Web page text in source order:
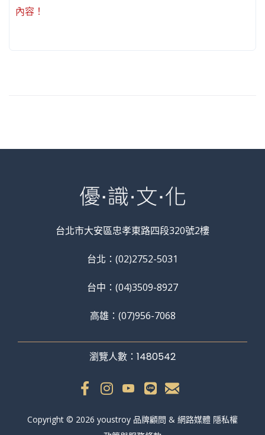
內容！
台北市大安區忠孝東路四段320號2樓
台北：(02)2752-5031
台中：(04)3509-8927
高雄：(07)956-7068
瀏覽人數：1480542
Copyright © 2026 youstroy 品牌顧問 & 網路媒體 隱私權